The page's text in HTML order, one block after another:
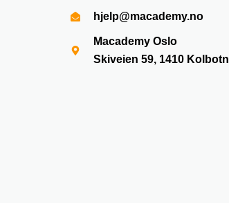
hjelp@macademy.no
Macademy Oslo
Skiveien 59, 1410 Kolbotn